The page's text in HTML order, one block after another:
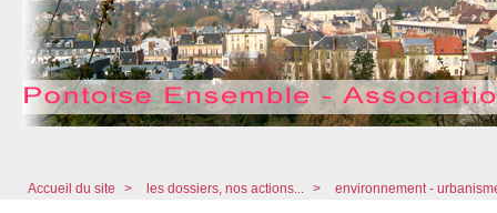
Accueil du site > les dossiers, nos actions... > environnement -